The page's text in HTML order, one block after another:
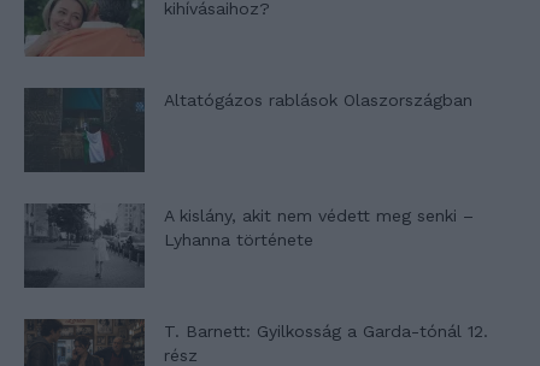
kihívásaihoz?
Altatógázos rablások Olaszországban
A kislány, akit nem védett meg senki –
Lyhanna története
T. Barnett: Gyilkosság a Garda-tónál 12.
rész